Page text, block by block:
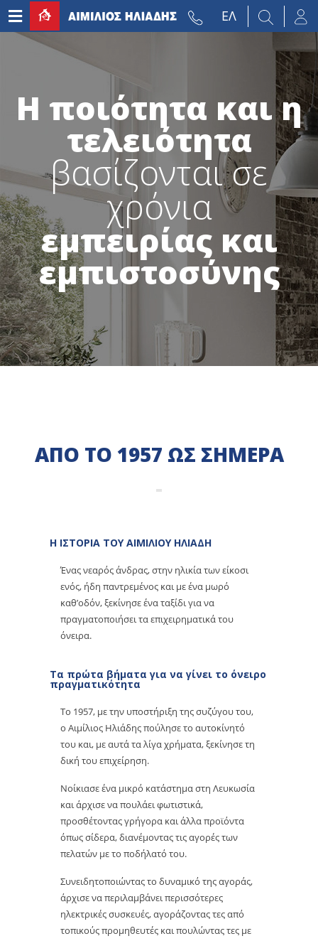
ΕΛ
H ποιότητα και η
τελειότητα
βασίζονται σε
χρόνια
εμπειρίας και
εμπιστοσύνης
ΑΠΟ ΤΟ 1957 ΩΣ ΣΗΜΕΡΑ
Η ΙΣΤΟΡΙΑ ΤΟΥ ΑΙΜΙΛΙΟΥ ΗΛΙΑΔΗ
Ένας νεαρός άνδρας, στην ηλικία των είκοσι
ενός, ήδη παντρεμένος και με ένα μωρό
καθ’οδόν, ξεκίνησε ένα ταξίδι για να
πραγματοποιήσει τα επιχειρηματικά του
όνειρα.
Τα πρώτα βήματα για να γίνει το όνειρο
πραγματικότητα
Το 1957, με την υποστήριξη της συζύγου του,
ο Αιμίλιος Ηλιάδης πούλησε το αυτοκίνητό
του και, με αυτά τα λίγα χρήματα, ξεκίνησε τη
δική του επιχείρηση.
Νοίκιασε ένα μικρό κατάστημα στη Λευκωσία
και άρχισε να πουλάει φωτιστικά,
προσθέτοντας γρήγορα και άλλα προϊόντα
όπως σίδερα, διανέμοντας τις αγορές των
πελατών με το ποδήλατό του.
Συνειδητοποιώντας το δυναμικό της αγοράς,
άρχισε να περιλαμβάνει περισσότερες
ηλεκτρικές συσκευές, αγοράζοντας τες από
τοπικούς προμηθευτές και πουλώντας τες με